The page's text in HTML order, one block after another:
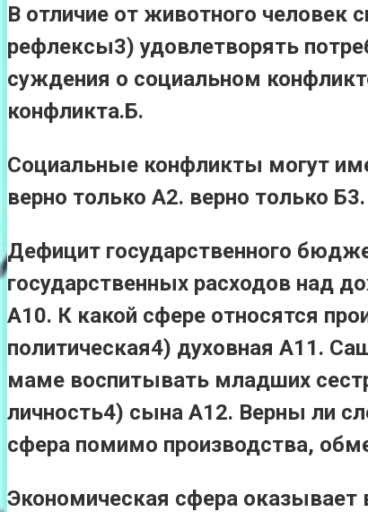
В отличие от животного человек
рефлексы3) удовлетворять
суждения о социальном
конфликта.Б.
Социальные конфликты могут
верно только А2. верно только
Дефицит государственного
государственных расходов над
А10. К какой сфере относятся
политическая4) духовная А11.
маме воспитывать младших
личность4) сына А12. Верны ли
сфера помимо производства,
Экономическая сфера оказывает